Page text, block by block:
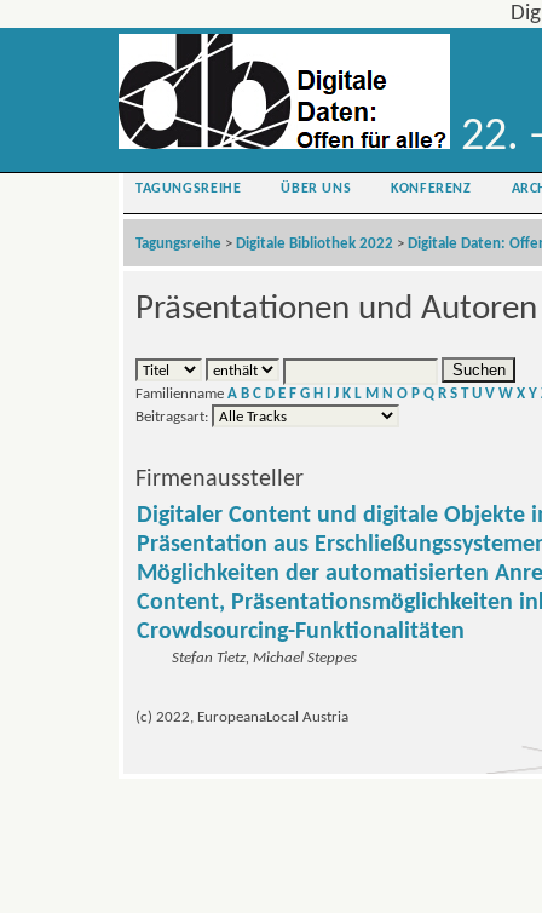
22.
TAGUNGSREIHE ÜBER UNS KONFERENZ
Tagungsreihe > Digitale Bibliothek 2022 > Digitale Daten:
Präsentationen und Autoren
Familienname A B C D E F G H J K L M N O P Q R S T U V W X Y
Beitragsart:
Firmenaussteller
Digitaler Content und digitale Objekte
Präsentation aus
Möglichkeiten der automatisierten
Content, Präsentationsmöglichkeiten
Crowdsourcing-Funktionalitäten
Stefan Tietz, Michael Steppes
(c) 2022, EuropeanaLocal Austria